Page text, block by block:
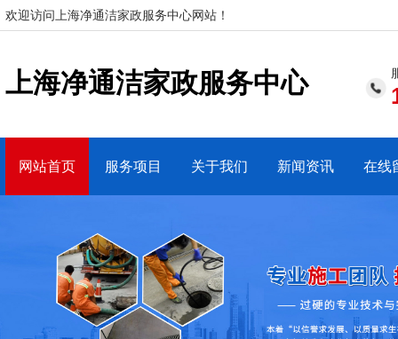
欢迎访问上海净通洁家政服务中心网站！
上海净通洁家政服务中心
网站首页 服务项目 关于我们 新闻资讯 在线